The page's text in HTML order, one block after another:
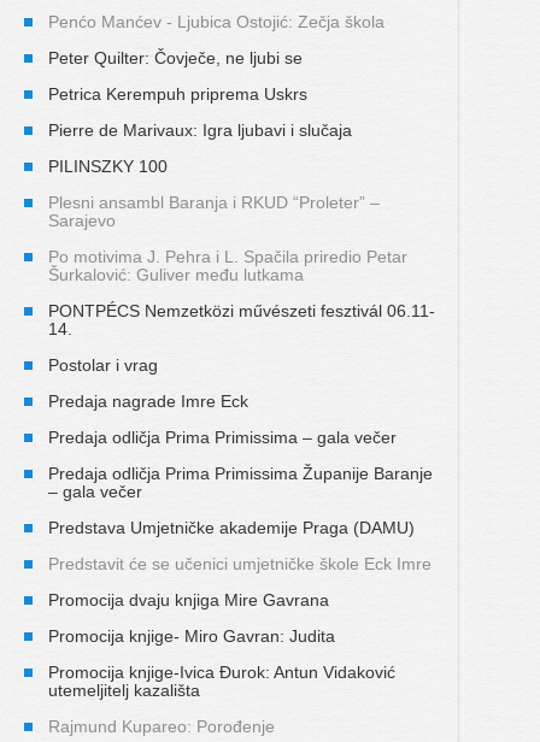
Penćo Manćev - Ljubica Ostojić: Zečja škola
Peter Quilter: Čovječe, ne ljubi se
Petrica Kerempuh priprema Uskrs
Pierre de Marivaux: Igra ljubavi i slučaja
PILINSZKY 100
Plesni ansambl Baranja i RKUD “Proleter” –
Sarajevo
Po motivima J. Pehra i L. Spačila priredio Petar
Šurkalović: Guliver među lutkama
PONTPÉCS Nemzetközi művészeti fesztivál 06.11-
14.
Postolar i vrag
Predaja nagrade Imre Eck
Predaja odličja Prima Primissima – gala večer
Predaja odličja Prima Primissima Županije Baranje
– gala večer
Predstava Umjetničke akademije Praga (DAMU)
Predstavit će se učenici umjetničke škole Eck Imre
Promocija dvaju knjiga Mire Gavrana
Promocija knjige- Miro Gavran: Judita
Promocija knjige-Ivica Đurok: Antun Vidaković
utemeljitelj kazališta
Rajmund Kupareo: Porođenje